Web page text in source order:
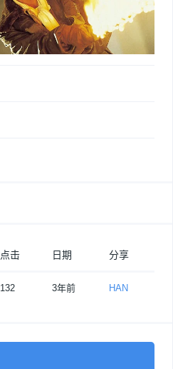
点击 日期 分享
132 3年前 HAN